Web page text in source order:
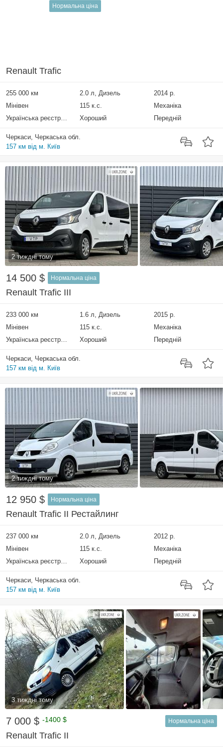
Нормальна ціна
Renault Trafic
255 000 км 2.0 л, Дизель
2014 р.
Мінівен
115 к.с.
Механіка
Українська реєстрація
Хороший Передній
Черкаси, Черкаська обл.
157 км від м. Київ
2 тиждні тому
14 500 $ Нормальна ціна
Renault Trafic III
233 000 км 1.6 л, Дизель
2015 р.
Мінівен
115 к.с.
Механіка
Українська реєстрація
Хороший Передній
Черкаси, Черкаська обл.
157 км від м. Київ
2 тиждні тому
12 950 $ Нормальна ціна
Renault Trafic II Рестайлинг
237 000 км 2.0 л, Дизель
2012 р.
Мінівен
115 к.с.
Механіка
Українська реєстрація
Хороший Передній
Черкаси, Черкаська обл.
157 км від м. Київ
3 тиждні тому
7 000 $ -1400 $ Нормальна ціна
Renault Trafic II